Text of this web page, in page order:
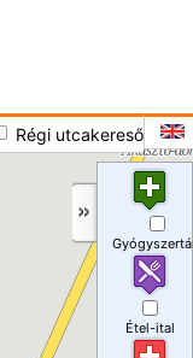
Régi utcakereső
Étel-ital